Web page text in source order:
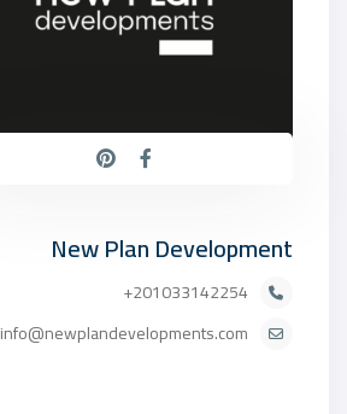
New Plan Development
201033142254+
info@newplandevelopments.com